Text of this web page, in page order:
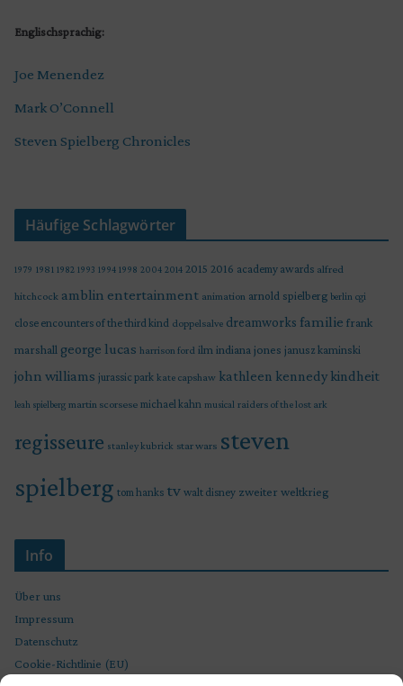
Englischsprachig:
Joe Menendez
Mark O’Connell
Steven Spielberg Chronicles
Häufige Schlagwörter
1979 1981 1982 1993 1994 1998 2004 2014 2015 2016 academy awards alfred
hitchcock amblin entertainment animation arnold spielberg berlin cgi
close encounters of the third kind doppelsalve dreamworks familie frank
marshall george lucas harrison ford ilm indiana jones janusz kaminski
john williams jurassic park kate capshaw kathleen kennedy kindheit
leah spielberg martin scorsese michael kahn musical raiders of the lost ark
regisseure stanley kubrick star wars steven
spielberg tom hanks tv walt disney zweiter weltkrieg
Info
Über uns
Impressum
Datenschutz
Cookie-Richtlinie (EU)